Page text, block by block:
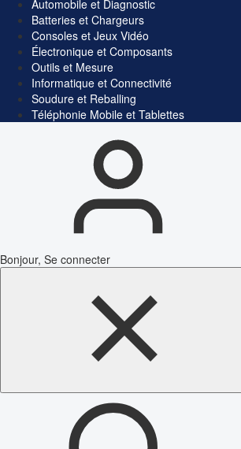
Automobile et Diagnostic
Batteries et Chargeurs
Consoles et Jeux Vidéo
Électronique et Composants
Outils et Mesure
Informatique et Connectivité
Soudure et Reballing
Téléphonie Mobile et Tablettes
Bonjour, Se connecter